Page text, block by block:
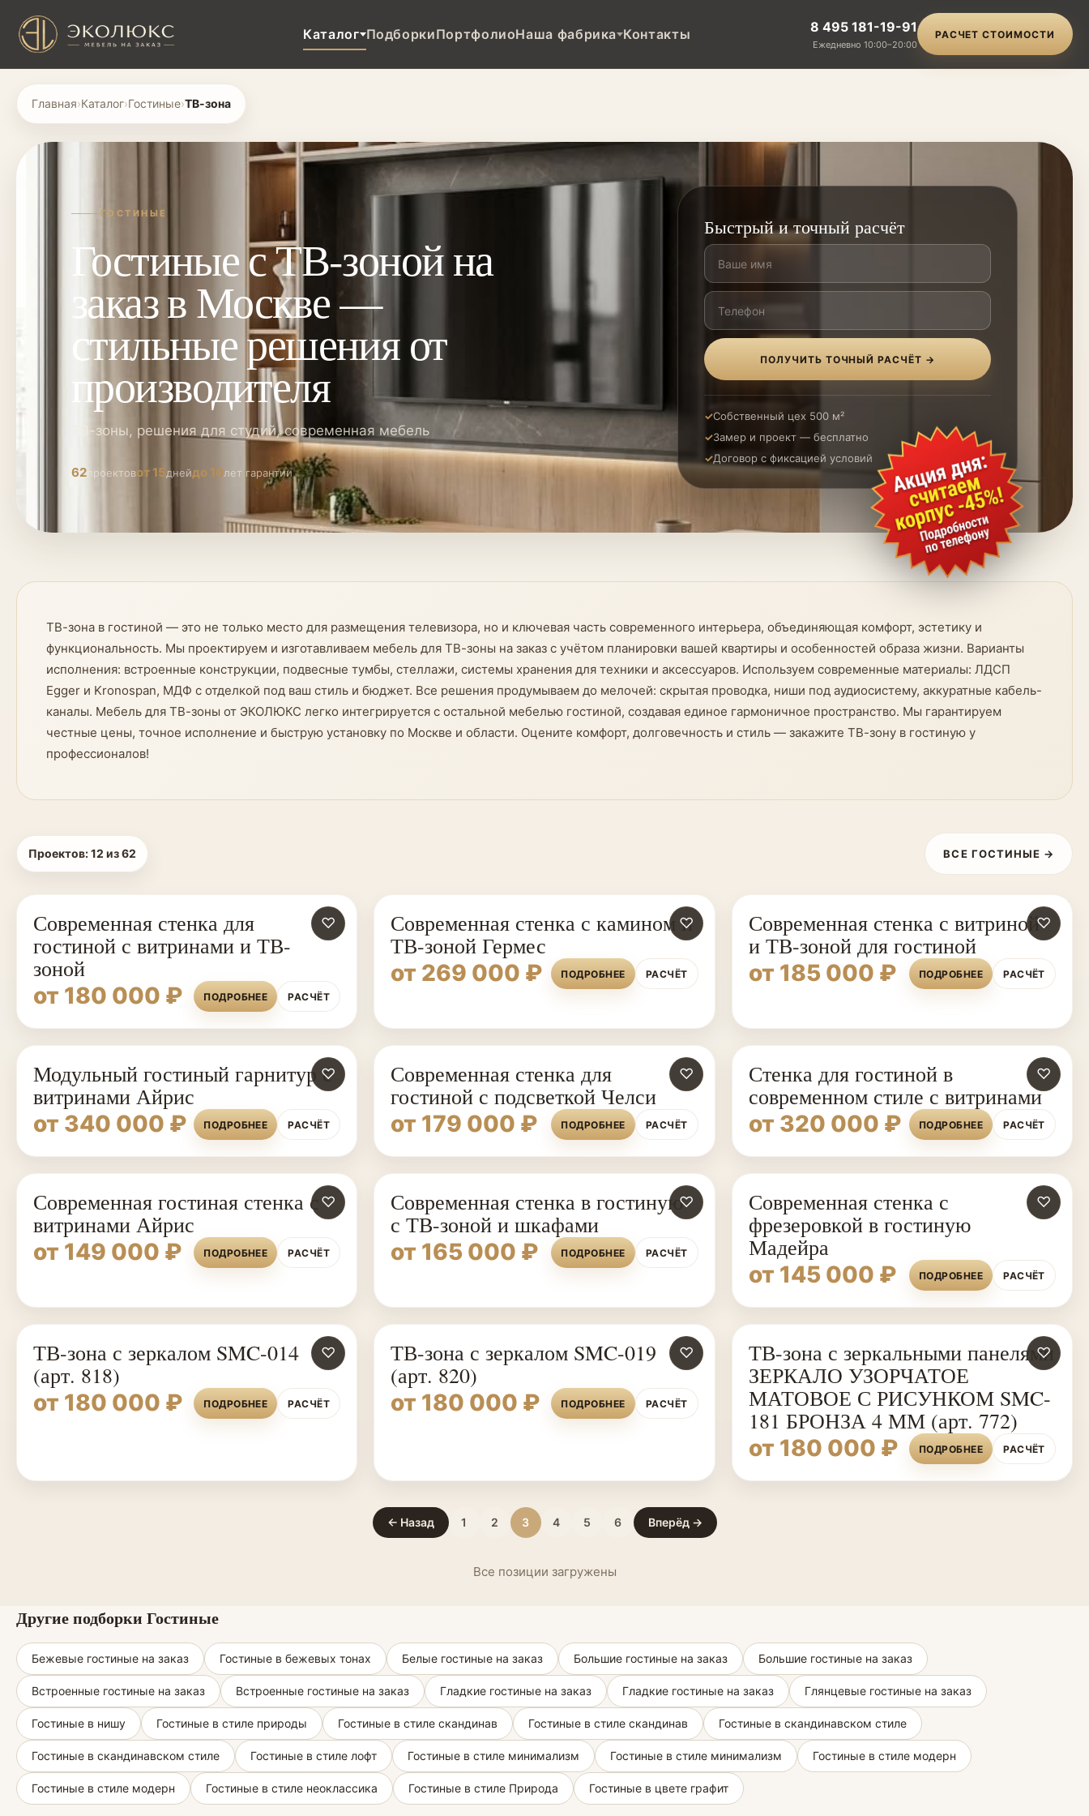
Каталог ПодборкиПортфолиоНаша фабрика Контакты 8 495 181-19-91
Ежедневно 10:00–20:00
РАСЧЕТ СТОИМОСТИ
Главная›Каталог›Гостиные›ТВ-зона
ГОСТИНЫЕ
Гостиные с ТВ-зоной на
заказ в Москве —
стильные решения от
производителя
ТВ-зоны, решения для студий, современная мебель
62 проектовот 15днейдо 10лет гарантии
Быстрый и точный расчёт
ПОЛУЧИТЬ ТОЧНЫЙ РАСЧЁТ →
Собственный цех 500 м²
Замер и проект — бесплатно
Договор с фиксацией условий
ТВ-зона в гостиной — это не только место для размещения телевизора, но и ключевая часть современного интерьера, объединяющая комфорт, эстетику и
функциональность. Мы проектируем и изготавливаем мебель для ТВ-зоны на заказ с учётом планировки вашей квартиры и особенностей образа жизни. Варианты
исполнения: встроенные конструкции, подвесные тумбы, стеллажи, системы хранения для техники и аксессуаров. Используем современные материалы: ЛДСП
Egger и Kronospan, МДФ с отделкой под ваш стиль и бюджет. Все решения продумываем до мелочей: скрытая проводка, ниши под аудиосистему, аккуратные кабель-
каналы. Мебель для ТВ-зоны от ЭКОЛЮКС легко интегрируется с остальной мебелью гостиной, создавая единое гармоничное пространство. Мы гарантируем
честные цены, точное исполнение и быструю установку по Москве и области. Оцените комфорт, долговечность и стиль — закажите ТВ-зону в гостиную у
профессионалов!
Проектов:12 из62 ВСЕ ГОСТИНЫЕ →
♡
Современная стенка для
гостиной с витринами и ТВ-
зоной
от 180 000 ₽
ПОДРОБНЕЕ РАСЧЁТ
♡
Современная стенка с камином и
ТВ-зоной Гермес
от 269 000 ₽
ПОДРОБНЕЕ РАСЧЁТ
♡
Современная стенка с витриной
и ТВ-зоной для гостиной
от 185 000 ₽
ПОДРОБНЕЕ РАСЧЁТ
♡
Модульный гостиный гарнитур с
витринами Айрис
от 340 000 ₽
ПОДРОБНЕЕ РАСЧЁТ
♡
Современная стенка для
гостиной с подсветкой Челси
от 179 000 ₽
ПОДРОБНЕЕ РАСЧЁТ
♡
Стенка для гостиной в
современном стиле с витринами
от 320 000 ₽
ПОДРОБНЕЕ РАСЧЁТ
♡
Современная гостиная стенка с
витринами Айрис
от 149 000 ₽
ПОДРОБНЕЕ РАСЧЁТ
♡
Современная стенка в гостиную
с ТВ-зоной и шкафами
от 165 000 ₽
ПОДРОБНЕЕ РАСЧЁТ
♡
Современная стенка с
фрезеровкой в гостиную
Мадейра
от 145 000 ₽
ПОДРОБНЕЕ РАСЧЁТ
♡
ТВ-зона с зеркалом SMC-014
(арт. 818)
от 180 000 ₽
ПОДРОБНЕЕ РАСЧЁТ
♡
ТВ-зона с зеркалом SMC-019
(арт. 820)
от 180 000 ₽
ПОДРОБНЕЕ РАСЧЁТ
♡
ТВ-зона с зеркальными панелями
ЗЕРКАЛО УЗОРЧАТОЕ
МАТОВОЕ С РИСУНКОМ SMC-
181 БРОНЗА 4 ММ (арт. 772)
от 180 000 ₽
ПОДРОБНЕЕ РАСЧЁТ
← Назад 1 2 3 4 5 6 Вперёд →
Все позиции загружены
Другие подборки Гостиные
Бежевые гостиные на заказ Гостиные в бежевых тонах Белые гостиные на заказ Большие гостиные на заказ Большие гостиные на заказ
Встроенные гостиные на заказ Встроенные гостиные на заказ Гладкие гостиные на заказ Гладкие гостиные на заказ Глянцевые гостиные на заказ
Гостиные в нишу Гостиные в стиле природы Гостиные в стиле скандинав Гостиные в стиле скандинав Гостиные в скандинавском стиле
Гостиные в скандинавском стиле Гостиные в стиле лофт Гостиные в стиле минимализм Гостиные в стиле минимализм Гостиные в стиле модерн
Гостиные в стиле модерн Гостиные в стиле неоклассика Гостиные в стиле Природа Гостиные в цвете графит